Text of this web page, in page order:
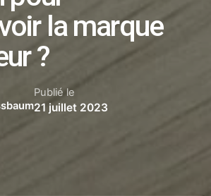
la marque
?
Publié le
21 juillet 2023